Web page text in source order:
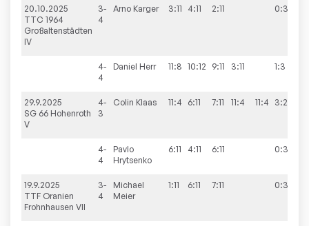
20.10.2025
TTC 1964
Großaltenstädten
IV
3-
4
Arno Karger 3:11 4:11 2:11 0:3
4-
4
Daniel Herr 11:8 10:12 9:11 3:11 1:3
29.9.2025
SG 66 Hohenroth
V
4-
3
Colin Klaas 11:4 6:11 7:11 11:4 11:4 3:2
4-
4
Pavlo
Hrytsenko
6:11 4:11 6:11 0:3
19.9.2025
TTF Oranien
Frohnhausen VII
3-
4
Michael
Meier
1:11 6:11 7:11 0:3